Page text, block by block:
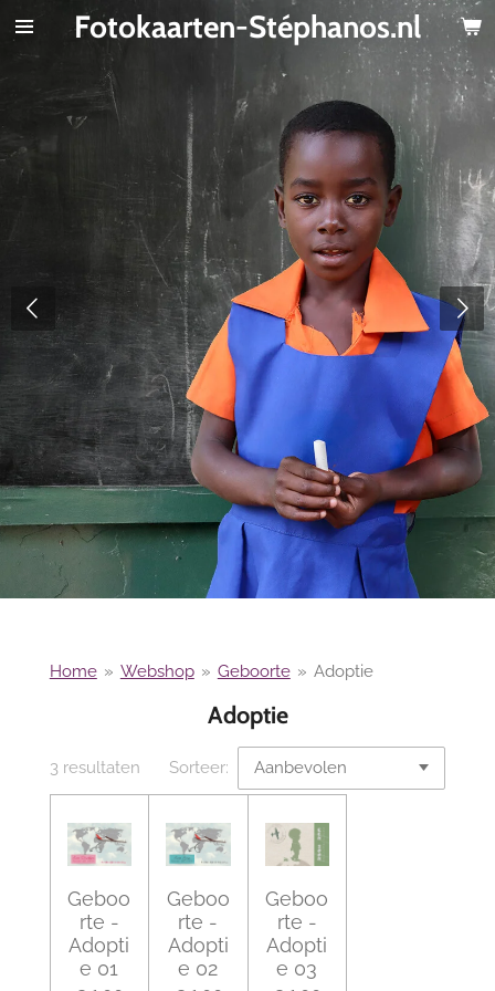
Ga
direct
hoofdinhoud
Fotokaarten-Stéphanos.nl
Home » Webshop » Geboorte » Adoptie
Adoptie
3 resultaten Sorteer:
Geboo
rte -
Adopti
e 01
Geboo
rte -
Adopti
e 02
Geboo
rte -
Adopti
e 03